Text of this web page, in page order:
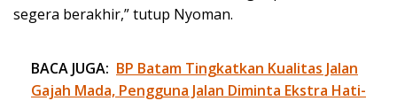
segera berakhir,” tutup Nyoman.
BACA JUGA: BP Batam Tingkatkan Kualitas Jalan
Gajah Mada, Pengguna Jalan Diminta Ekstra Hati-